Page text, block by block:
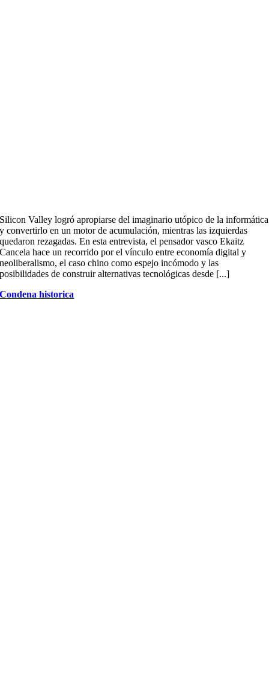
Silicon Valley logró apropiarse del imaginario utópico de la informática
y convertirlo en un motor de acumulación, mientras las izquierdas
quedaron rezagadas. En esta entrevista, el pensador vasco Ekaitz
Cancela hace un recorrido por el vínculo entre economía digital y
neoliberalismo, el caso chino como espejo incómodo y las
posibilidades de construir alternativas tecnológicas desde [...]
Condena historica